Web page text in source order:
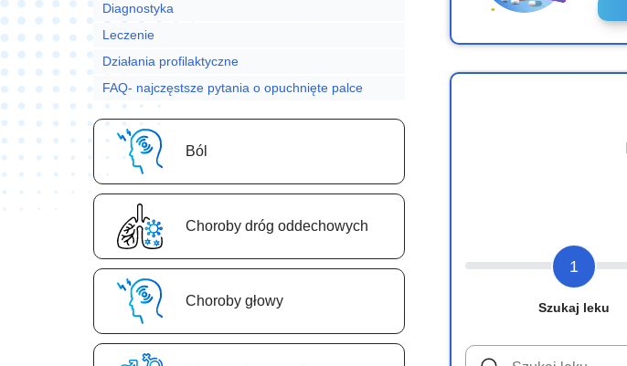
Diagnostyka
Leczenie
Działania profilaktyczne
FAQ- najczęstsze pytania o opuchnięte palce
Ból
Choroby dróg oddechowych
Choroby głowy
1
Szukaj leku